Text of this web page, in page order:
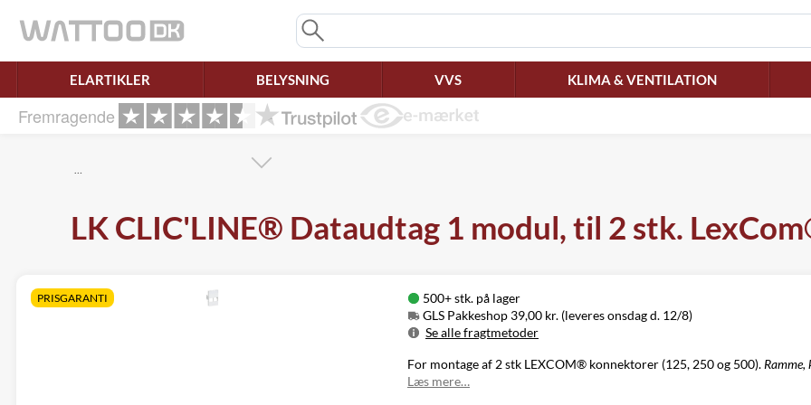
ELARTIKLER BELYSNING VVS KLIMA & VENTILATION
Fremragende
…
LK CLIC'LINE® Dataudtag 1 modul, til 2 stk.
PRISGARANTI
500+ stk. på lager
GLS Pakkeshop 39,00 kr. (leveres onsdag d. 12/8)
Se alle fragtmetoder
Metode
Pris
Leveres
GLS Pakkeshop
For montage af 2 stk LEXCOM® konnektorer (125, 250 og 500).
Læs mere…
Ret samtykke!